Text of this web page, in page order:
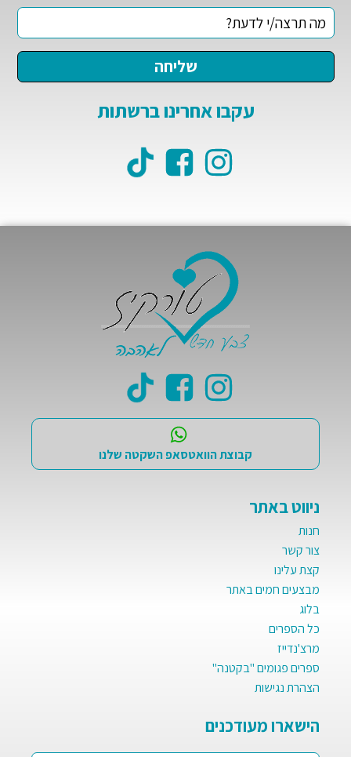
עקבו אחרינו ברשתות
קבוצת הוואטסאפ השקטה שלנו
ניווט באתר
חנות
צור קשר
קצת עלינו
מבצעים חמים באתר
בלוג
כל הספרים
מרצ'נדייז
ספרים פגומים "בקטנה"
הצהרת נגישות
הישארו מעודכנים